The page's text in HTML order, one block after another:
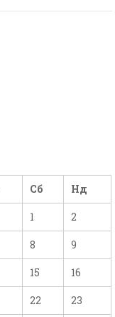
Сб Нд
1 2
8 9
15 16
22 23